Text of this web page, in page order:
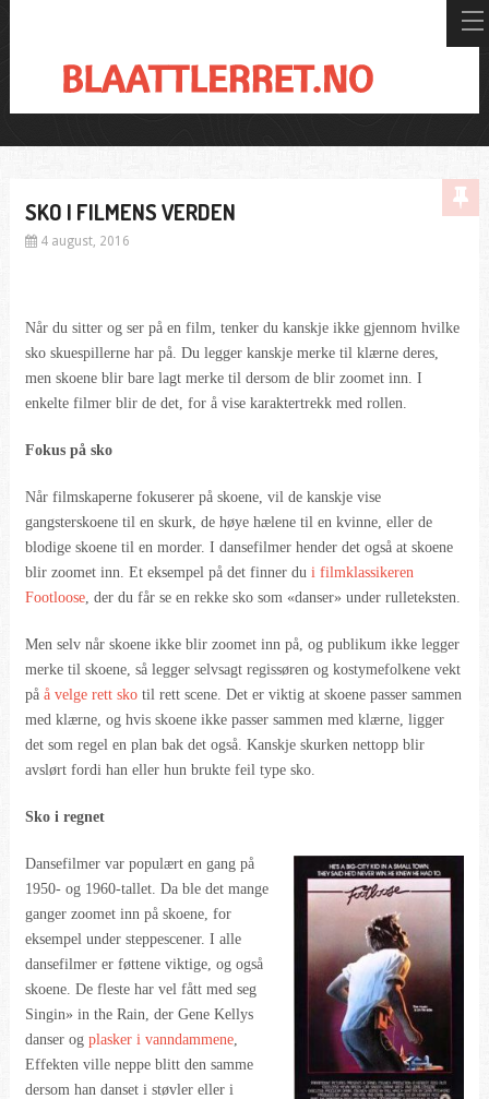
SKO I FILMENS VERDEN
4 august, 2016
Når du sitter og ser på en film, tenker du kanskje ikke gjennom hvilke
sko skuespillerne har på. Du legger kanskje merke til klærne deres,
men skoene blir bare lagt merke til dersom de blir zoomet inn. I
enkelte filmer blir de det, for å vise karaktertrekk med rollen.
Fokus på sko
Når filmskaperne fokuserer på skoene, vil de kanskje vise
gangsterskoene til en skurk, de høye hælene til en kvinne, eller de
blodige skoene til en morder. I dansefilmer hender det også at skoene
blir zoomet inn. Et eksempel på det finner du i filmklassikeren
Footloose, der du får se en rekke sko som «danser» under rulleteksten.
Men selv når skoene ikke blir zoomet inn på, og publikum ikke legger
merke til skoene, så legger selvsagt regissøren og kostymefolkene vekt
på å velge rett skotil rett scene. Det er viktig at skoene passer sammen
med klærne, og hvis skoene ikke passer sammen med klærne, ligger
det som regel en plan bak det også. Kanskje skurken nettopp blir
avslørt fordi han eller hun brukte feil type sko.
Sko i regnet
Dansefilmer var populært en gang på
1950- og 1960-tallet. Da ble det mange
ganger zoomet inn på skoene, for
eksempel under steppescener. I alle
dansefilmer er føttene viktige, og også
skoene. De fleste har vel fått med seg
Singin» in the Rain, der Gene Kellys
danser og plasker i vanndammene,
Effekten ville neppe blitt den samme
dersom han danset i støvler eller i